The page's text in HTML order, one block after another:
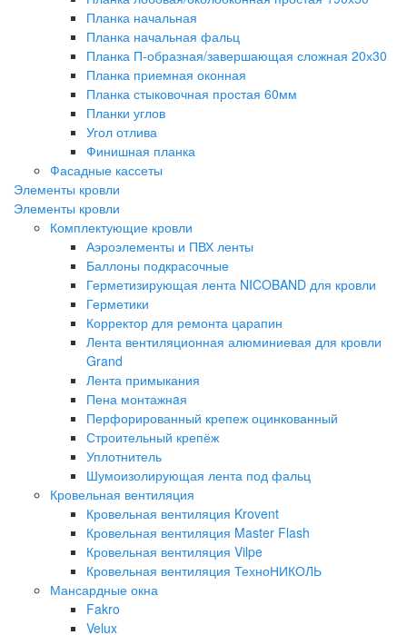
Планка начальная
Планка начальная фальц
Планка П-образная/завершающая сложная 20х30
Планка приемная оконная
Планка стыковочная простая 60мм
Планки углов
Угол отлива
Финишная планка
Фасадные кассеты
Элементы кровли
Элементы кровли
Комплектующие кровли
Аэроэлементы и ПВХ ленты
Баллоны подкрасочные
Герметизирующая лента NICOBAND для кровли
Герметики
Корректор для ремонта царапин
Лента вентиляционная алюминиевая для кровли
Grand
Лента примыкания
Пена монтажнaя
Перфорированный крепеж оцинкованный
Строительный крепёж
Уплотнитель
Шумоизолирующая лента под фальц
Кровельная вентиляция
Кровельная вентиляция Krovent
Кровельная вентиляция Master Flash
Кровельная вентиляция Vilpe
Кровельная вентиляция ТехноНИКОЛЬ
Мансардные окна
Fakro
Velux